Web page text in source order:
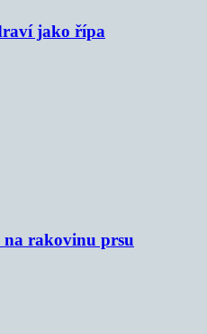
jako řípa
na rakovinu prsu